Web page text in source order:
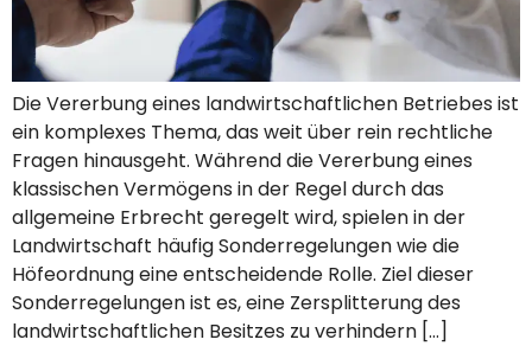
Die Vererbung eines landwirtschaftlichen Betriebes ist
ein komplexes Thema, das weit über rein rechtliche
Fragen hinausgeht. Während die Vererbung eines
klassischen Vermögens in der Regel durch das
allgemeine Erbrecht geregelt wird, spielen in der
Landwirtschaft häufig Sonderregelungen wie die
Höfeordnung eine entscheidende Rolle. Ziel dieser
Sonderregelungen ist es, eine Zersplitterung des
landwirtschaftlichen Besitzes zu verhindern […]